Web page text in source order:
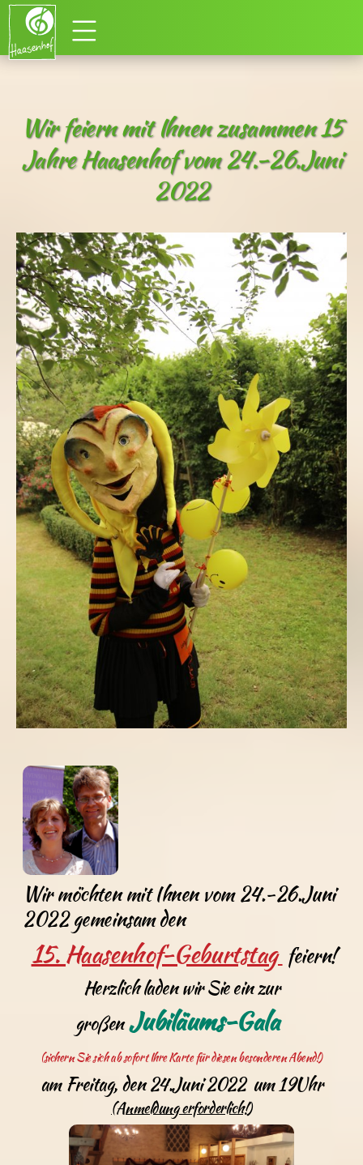
Wir feiern mit Ihnen zusammen 15
Jahre Haasenhof vom 24.-26.Juni
2022
Wir möchten mit Ihnen vom 24.-26.Juni
2022 gemeinsam den
15. Haasenhof-Geburtstag feiern!
Herzlich laden wir Sie ein zur
großen Jubiläums-Gala
(sichern Sie sich ab sofort Ihre Karte für diesen besonderen Abend!)
am Freitag, den 24.Juni 2022 um 19Uhr
(Anmeldung erforderlich!)